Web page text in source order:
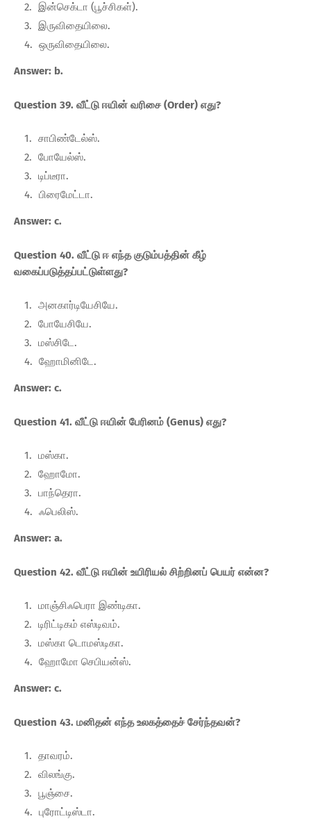
இன்செக்டா (பூச்சிகள்).
இருவிதையிலை.
ஒருவிதையிலை.
Answer: b.
Question 39. வீட்டு ஈயின் வரிசை (Order) எது?
சாபிண்டேல்ஸ்.
போயேல்ஸ்.
டிப்டீரா.
பிரைமேட்டா.
Answer: c.
Question 40. வீட்டு ஈ எந்த குடும்பத்தின் கீழ்
வகைப்படுத்தப்பட்டுள்ளது?
அனகார்டியேசியே.
போயேசியே.
மஸ்சிடே.
ஹோமினிடே.
Answer: c.
Question 41. வீட்டு ஈயின் பேரினம் (Genus) எது?
மஸ்கா.
ஹோமோ.
பாந்தெரா.
ஃபெலிஸ்.
Answer: a.
Question 42. வீட்டு ஈயின் உயிரியல் சிற்றினப் பெயர் என்ன?
மாஞ்சிஃபெரா இண்டிகா.
டிரிட்டிகம் எஸ்டிவம்.
மஸ்கா டொமஸ்டிகா.
ஹோமோ செபியன்ஸ்.
Answer: c.
Question 43. மனிதன் எந்த உலகத்தைச் சேர்ந்தவன்?
தாவரம்.
விலங்கு.
பூஞ்சை.
புரோட்டிஸ்டா.